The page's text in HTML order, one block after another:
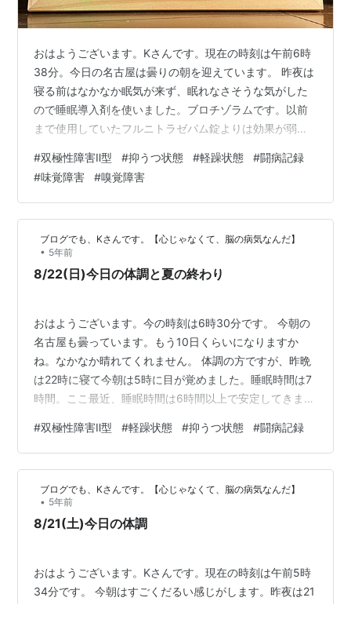
おはようございます。Kさんです。現在の時刻は午前6時
38分。今日の名古屋は曇りの朝を迎えています。 昨夜は
寝る前はなかなか眠気が来ず、眠れなさそうな気がした
ので睡眠導入剤を使いました。ブロチゾラムです。以前
まで使用していたフルニトラゼパム錠よりは効果が弱い
りに昼から外出をしました。娘の習い事の往復だけです
が、いい気分転換になりました。待ち時間ではカフェに
入りコーヒーを飲みながら、プライムビデオを見て時間
をつぶしました。 さて、ここ連日続いている味覚障害で
すが、やはり改善の傾向が見られないので、今日、味覚
障害を担当しているクリニックへ受診してこ…
#双極性障害Ⅱ型 #抑うつ状態 #軽躁状態 #闘病記録
#味覚障害 #嗅覚障害
ブログでも、Kさんです。【心じゃなくて、脳の病気なんだ】
• 5年前
8/22(日)今日の体調と夏の終わり
おはようございます。今の時刻は6時30分です。 今朝の
名古屋も曇っています。もう10日くらいになりますか
ね。なかなか晴れてくれません。 体調の方ですが、昨晩
は22時に寝て今朝は5時に目が覚めました。睡眠時間は7
時間。ここ最近、睡眠時間は6時間以上で安定してきまし
明日、味覚障害を扱っている病院へ受診の予定です。 24
時間テレビが始まりましたね。この番組を見ると、夏も
終わりだなーと思います。。しかし、長寿番組という
か、夏の風物詩的な感じがしますよね。 今日も一日頑張
りたいと思います。 それでは！
#双極性障害Ⅱ型 #軽躁状態 #抑うつ状態 #闘病記録
ブログでも、Kさんです。【心じゃなくて、脳の病気なんだ】
• 5年前
8/21(土)今日の体調